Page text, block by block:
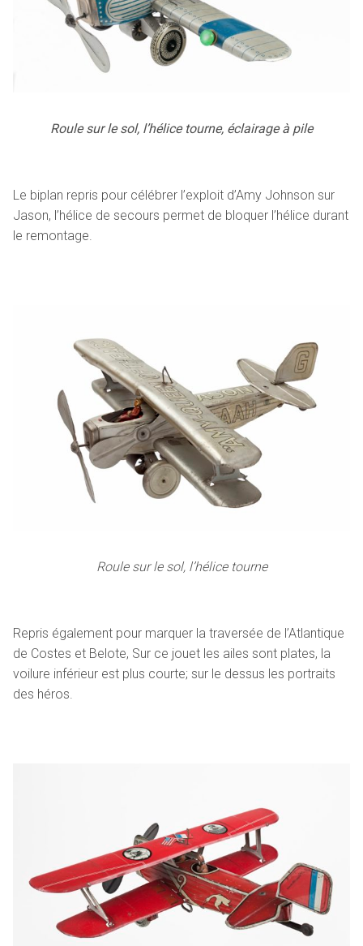
Roule sur le sol, l’hélice tourne, éclairage à pile
Le biplan repris pour célébrer l’exploit d’Amy Johnson sur
Jason, l’hélice de secours permet de bloquer l’hélice durant
le remontage.
Roule sur le sol, l’hélice tourne
Repris également pour marquer la traversée de l’Atlantique
de Costes et Belote, Sur ce jouet les ailes sont plates, la
voilure inférieur est plus courte; sur le dessus les portraits
des héros.